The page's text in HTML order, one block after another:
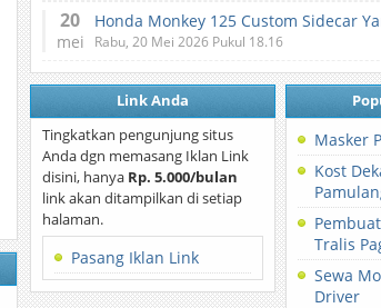
20
mei
Honda Monkey 125 Custom Sidecar
Rabu, 20 Mei 2026 Pukul 18.16
Link Anda
Tingkatkan pengunjung situs
Anda dgn memasang Iklan Link
disini, hanya Rp. 5.000/bulan
link akan ditampilkan di setiap
halaman.
Pasang Iklan Link
Masker
Kost
Tralis
Sewa
Driver